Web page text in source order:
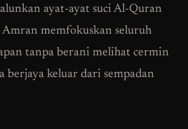
ayat-ayat suci Al-Quran
memfokuskan seluruh
tanpa berani melihat cermin
berjaya keluar dari sempadan